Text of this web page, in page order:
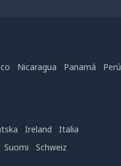
Nicaragua Panamá
Perú
Ireland
Italia
Suomi
Schweiz